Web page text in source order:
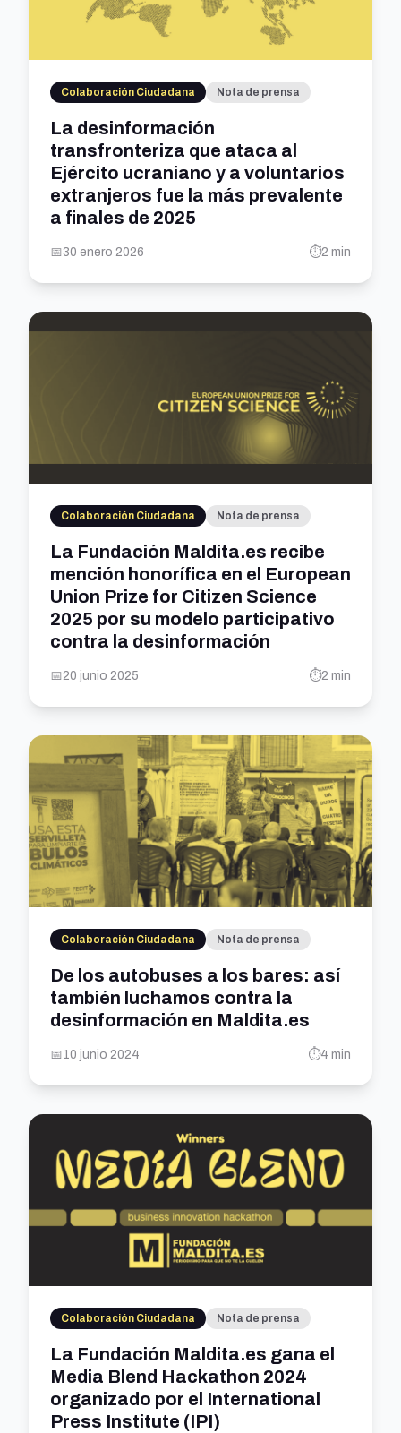
Colaboración Ciudadana Nota de prensa
La desinformación
transfronteriza que ataca al
Ejército ucraniano y a voluntarios
extranjeros fue la más prevalente
a finales de 2025
📅30 enero 2026 ⏱️2 min
Colaboración Ciudadana Nota de prensa
La Fundación Maldita.es recibe
mención honorífica en el European
Union Prize for Citizen Science
2025 por su modelo participativo
contra la desinformación
📅20 junio 2025 ⏱️2 min
Colaboración Ciudadana Nota de prensa
De los autobuses a los bares: así
también luchamos contra la
desinformación en Maldita.es
📅10 junio 2024 ⏱️4 min
Colaboración Ciudadana Nota de prensa
La Fundación Maldita.es gana el
Media Blend Hackathon 2024
organizado por el International
Press Institute (IPI)